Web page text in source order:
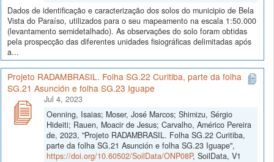
Dados de identificação e caracterização dos solos do municipio de Bela
Vista do Paraíso, utilizados para o seu mapeamento na escala 1:50.000
(levantamento semidetalhado). As observações do solo foram obtidas
pela prospecção das diferentes unidades fisiográficas delimitadas após
a...
Projeto RADAMBRASIL. Folha SG.22 Curitiba, parte da folha
SG.21 Asunción e folha SG.23 Iguape
Jul 4, 2023
Oenning, Isaias; Moser, José Marcos; Shimizu, Sérgio
Hideiti; Rauen, Moacir de Jesus; Carvalho, Américo Pereira
de, 2023, "Projeto RADAMBRASIL. Folha SG.22 Curitiba,
parte da folha SG.21 Asunción e folha SG.23 Iguape",
https://doi.org/10.60502/SoilData/ONP08P, SoilData, V1